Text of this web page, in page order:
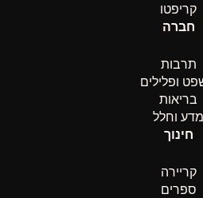
קריפטו
חברה
תרבות
ופלילים
בריאות
מדע וחלל
חינוך
קריירה
ספרים